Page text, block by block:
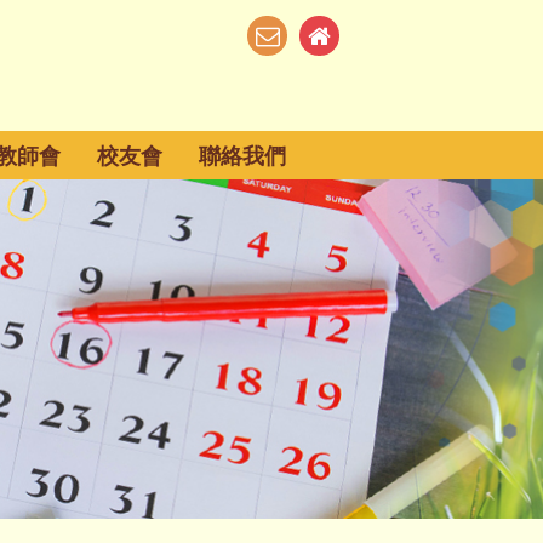
師會 校友會 聯絡我們